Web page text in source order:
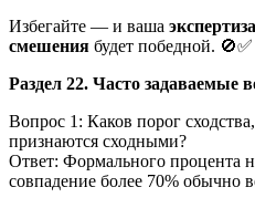
Избегайте — и ваша
смешения будет победной. 🚫✅
Раздел 22. Часто задаваемые
Вопрос 1: Каков порог
признаются сходными?
Ответ: Формального процента
совпадение более 70% обычно